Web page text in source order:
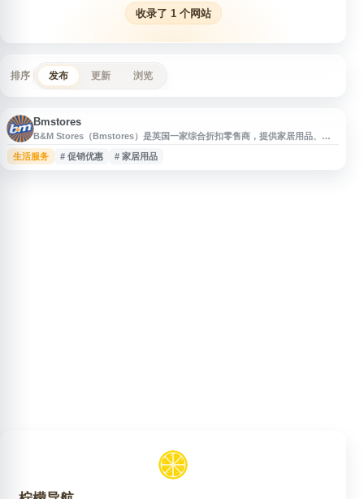
收录了 1 个网站
排序 发布 更新 浏览
Bmstores
B&M Stores（Bmstores）是英国一家综合折扣零售商，提供家居用品、食
品饮料、清洁日化、玩具、园艺、宠物用品及季节性商品等多类产品。网站支
持用户浏览促销商品、查看门店信息、了解品牌与服务内容，适合关注英国本
生活服务 # 促销优惠 # 家居用品